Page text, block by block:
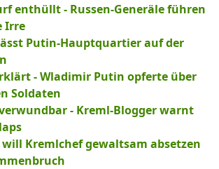
enthüllt - Russen-Generäle führen
Irre
Putin-Hauptquartier auf der
- Wladimir Putin opferte über
Soldaten
- Kreml-Blogger warnt
will Kremlchef gewaltsam absetzen